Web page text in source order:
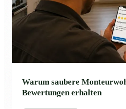
Warum saubere
Bewertungen erhalten